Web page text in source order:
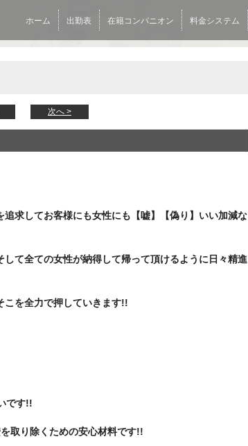
ホーム 出勤表 在籍コンパニオン 料金システム
次へ >
追求してお客様にも女性にも【嘘】【偽り】いい加減な
して全ての女性が納得して帰って頂けるように日々精進
こを全力で押していきます!!
です!!
取り除くための安心材料です!!